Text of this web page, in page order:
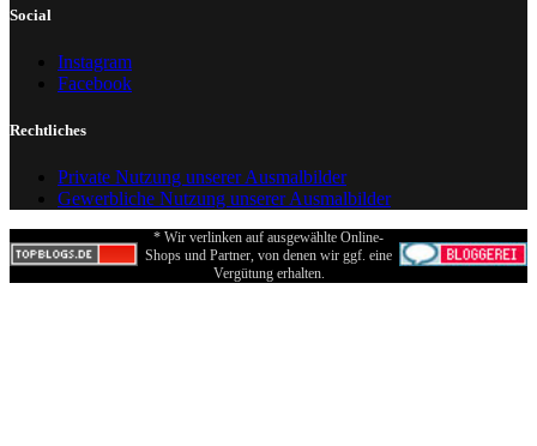
Social
Instagram
Facebook
Rechtliches
Private Nutzung unserer Ausmalbilder
Gewerbliche Nutzung unserer Ausmalbilder
* Wir verlinken auf ausgewählte Online-
Shops und Partner, von denen wir ggf. eine
Vergütung erhalten.